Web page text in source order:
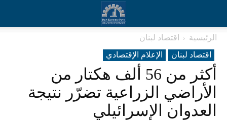
الرئيسية
اقتصاد لبنان
اقتصاد لبنان
الإعلام الإقتصادي
أكثر من 56 ألف هكتار من
الأراضي الزراعية تضرّر نتيجة
العدوان الإسرائيلي